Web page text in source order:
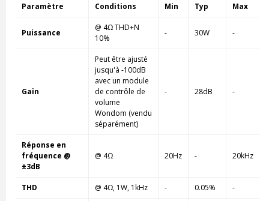
Paramètre Conditions Min Typ Max
Puissance
@ 4Ω THD+N
10%
- 30W -
Gain
Peut être ajusté
jusqu'à -100dB
avec un module
de contrôle de
volume
Wondom (vendu
séparément)
- 28dB -
Réponse en
fréquence @
±3dB
@ 4Ω 20Hz - 20kHz
THD @ 4Ω, 1W, 1kHz - 0.05% -